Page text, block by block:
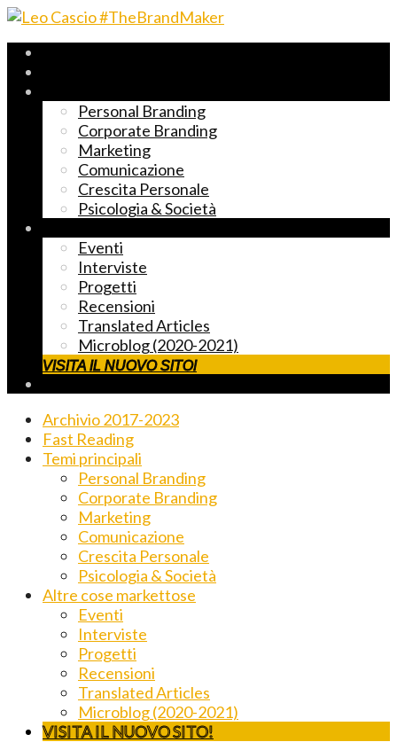
Personal Branding
Corporate Branding
Marketing
Comunicazione
Crescita Personale
Psicologia & Società
Eventi
Interviste
Progetti
Recensioni
Translated Articles
Microblog (2020-2021)
VISITA IL NUOVO SITO!
Archivio 2017-2023
Fast Reading
Temi principali
Personal Branding
Corporate Branding
Marketing
Comunicazione
Crescita Personale
Psicologia & Società
Altre cose markettose
Eventi
Interviste
Progetti
Recensioni
Translated Articles
Microblog (2020-2021)
VISITA IL NUOVO SITO!